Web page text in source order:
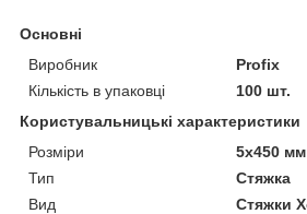
Основні
Виробник
Profix
Кількість в упаковці
100 шт.
Користувальницькі характеристики
Розміри
5х450 мм
Тип
Стяжка
Вид
Стяжки